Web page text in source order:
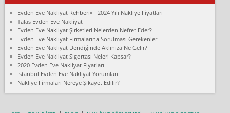
olduk. Asansörlü dediler sonra uraya asansör kurulmaz dediler
fark istediler. ortada asa...
Nimet:
Ben 2021 Ağustos ilk haftası Evimi taşıdım yani İstanbul'un bir
Mahallesi'nden bir başka Mahallesi'ne yani Ümraniye bölgesinde
oturuyorum önceleri ara...
Nimet Köse:
Merhaba ben 2021 Ağustos ilk haftası evimi Ümraniye'den Çok
Hancıoğlu naklyatla taşındım...
Evden Eve Nakliyat Rehberi
2024 Yılı Nakliye Fiyatları
Talas Evden Eve Nakliyat
Evden Eve Nakliyat Şirketleri Nelerden Nefret Eder?
Evden Eve Nakliyat Firmalarına Sorulması Gerekenler
Evden Eve Nakliyat Dendiğinde Aklınıza Ne Gelir?
Evden Eve Nakliyat Sigortası Neleri Kapsar?
2020 Evden Eve Nakliyat Fiyatları
İstanbul Evden Eve Nakliyat Yorumları
Nakliye Firmaları Nereye Şikayet Edilir?